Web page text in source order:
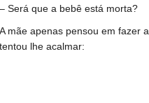
– Será que a bebê está morta?
A mãe apenas pensou em fazer
tentou lhe acalmar: